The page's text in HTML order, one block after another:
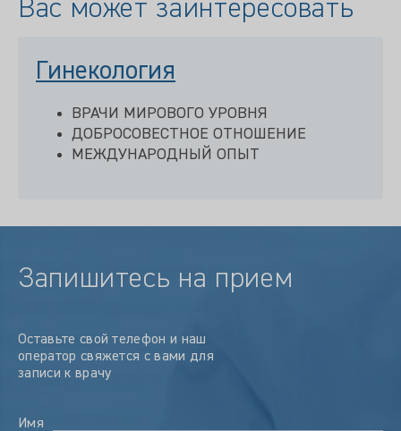
Вас может заинтересовать
Гинекология
ВРАЧИ МИРОВОГО УРОВНЯ
ДОБРОСОВЕСТНОЕ ОТНОШЕНИЕ
МЕЖДУНАРОДНЫЙ ОПЫТ
Запишитесь на прием
Оставьте свой телефон и наш
оператор свяжется с вами для
записи к врачу
Имя